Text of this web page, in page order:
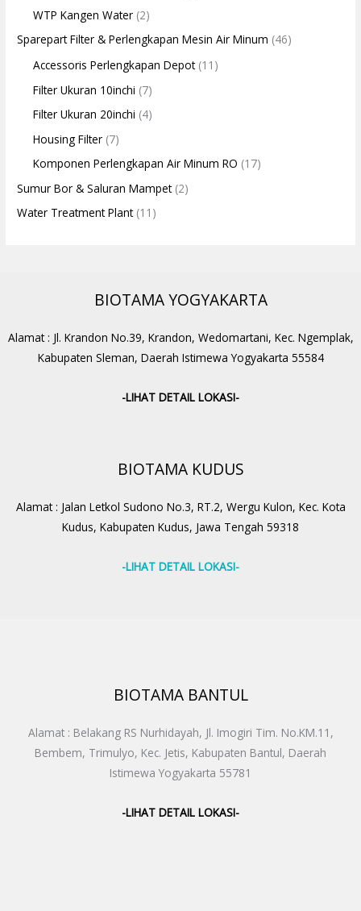
WTP Kangen Water (2)
Sparepart Filter & Perlengkapan Mesin Air Minum (46)
Accessoris Perlengkapan Depot(11)
Filter Ukuran 10inchi (7)
Filter Ukuran 20inchi (4)
Housing Filter (7)
Komponen Perlengkapan Air Minum RO (17)
Sumur Bor & Saluran Mampet(2)
Water Treatment Plant(11)
BIOTAMA YOGYAKARTA
Alamat : Jl. Krandon No.39, Krandon, Wedomartani, Kec. Ngemplak,
Kabupaten Sleman, Daerah Istimewa Yogyakarta 55584
-LIHAT DETAIL LOKASI-
BIOTAMA KUDUS
Alamat : Jalan Letkol Sudono No.3, RT.2, Wergu Kulon, Kec. Kota
Kudus, Kabupaten Kudus, Jawa Tengah 59318
-LIHAT DETAIL LOKASI-
BIOTAMA BANTUL
Alamat : Belakang RS Nurhidayah, Jl. Imogiri Tim. No.KM.11,
Bembem, Trimulyo, Kec. Jetis, Kabupaten Bantul, Daerah
Istimewa Yogyakarta 55781
-LIHAT DETAIL LOKASI-